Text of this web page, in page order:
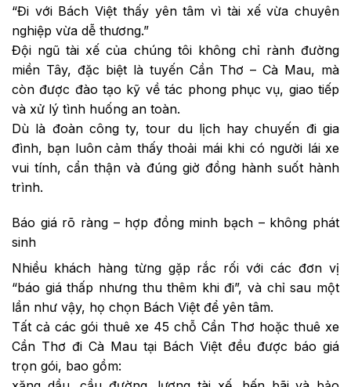
“Đi với Bách Việt thấy yên tâm vì tài xế vừa chuyên
nghiệp vừa dễ thương.”
Đội ngũ tài xế của chúng tôi không chỉ rành đường
miền Tây, đặc biệt là tuyến Cần Thơ – Cà Mau, mà
còn được đào tạo kỹ về tác phong phục vụ, giao tiếp
và xử lý tình huống an toàn.
Dù là đoàn công ty, tour du lịch hay chuyến đi gia
đình, bạn luôn cảm thấy thoải mái khi có người lái xe
vui tính, cẩn thận và đúng giờ đồng hành suốt hành
trình.
Báo giá rõ ràng – hợp đồng minh bạch – không phát
sinh
Nhiều khách hàng từng gặp rắc rối với các đơn vị
“báo giá thấp nhưng thu thêm khi đi”, và chỉ sau một
lần như vậy, họ chọn Bách Việt để yên tâm.
Tất cả các gói thuê xe 45 chỗ Cần Thơ hoặc thuê xe
Cần Thơ đi Cà Mau tại Bách Việt đều được báo giá
trọn gói, bao gồm: